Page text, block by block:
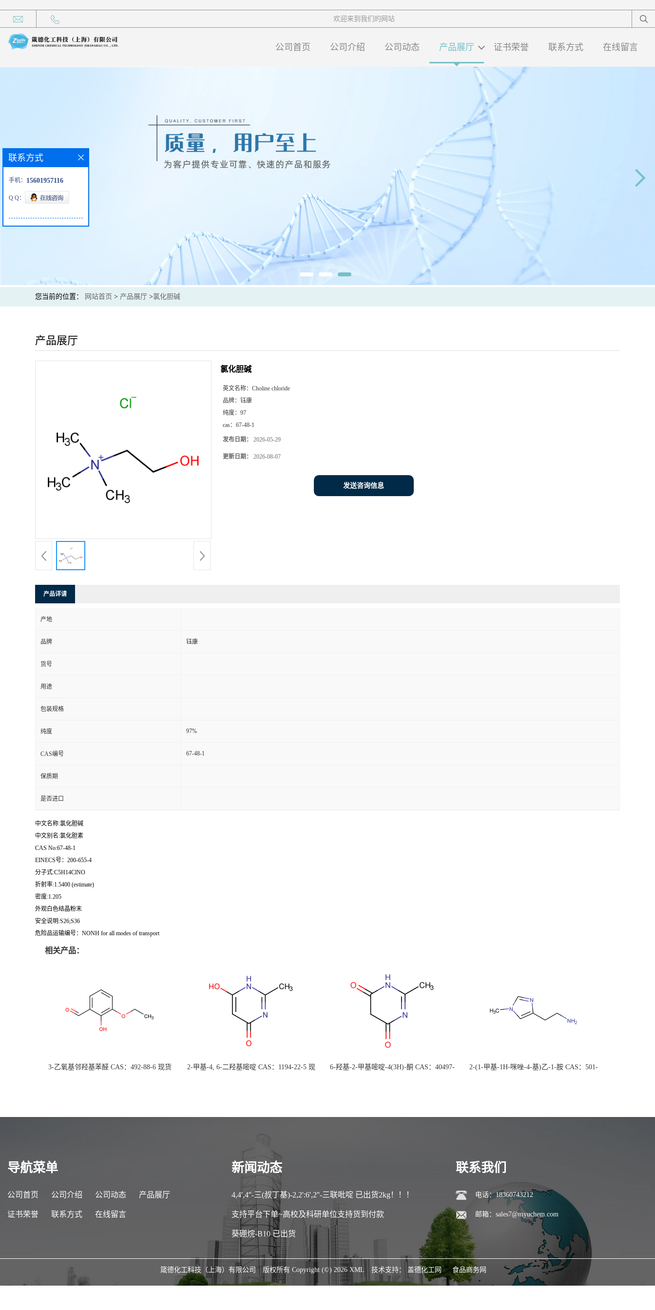
欢迎来到我们的网站
公司首页 公司介绍 公司动态 产品展厅 证书荣誉 联系方式 在线留言
您当前的位置： 网站首页 > 产品展厅 >氯化胆碱
产品展厅
氯化胆碱
英文名称： Choline chloride
品牌： 钰康
纯度： 97
cas： 67-48-1
发布日期： 2026-05-29
更新日期： 2026-08-07
发送咨询信息
产品详请
产地
品牌 钰康
货号
用途
包装规格
纯度 97%
CAS编号 67-48-1
保质期
是否进口
中文名称:氯化胆碱
中文别名:氯化胆素
CAS No:67-48-1
EINECS号：200-655-4
分子式:C5H14ClNO
折射率:1.5400 (estimate)
密度:1.205
外观白色结晶粉末
安全说明:S26;S36
危险品运输编号：NONH for all modes of transport
相关产品：
3-乙氧基邻羟基苯醛 CAS：492-88-6 现货
2-甲基-4, 6-二羟基嘧啶 CAS：1194-22-5 现
6-羟基-2-甲基嘧啶-4(3H)-酮 CAS：40497-
2-(1-甲基-1H-咪唑-4-基)乙-1-胺 CAS：501-
联系方式
手机： 15601957116
Q Q：
导航菜单
公司首页 公司介绍 公司动态 产品展厅
证书荣誉 联系方式 在线留言
新闻动态
4,4',4''-三(叔丁基)-2,2':6',2''-三联吡啶 已出货2kg！！！
支持平台下单~高校及科研单位支持货到付款
葵硼烷-B10 已出货
联系我们
电话：18360743212
邮箱： sales7@myuchem.com
箴德化工科技（上海）有限公司 版权所有 Copyright (©) 2026 XML 技术支持： 盖德化工网 食品商务网